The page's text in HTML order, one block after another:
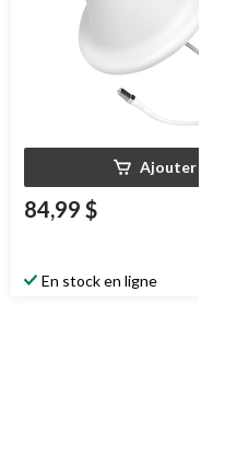
Ajouter
84,99 $
En stock en ligne